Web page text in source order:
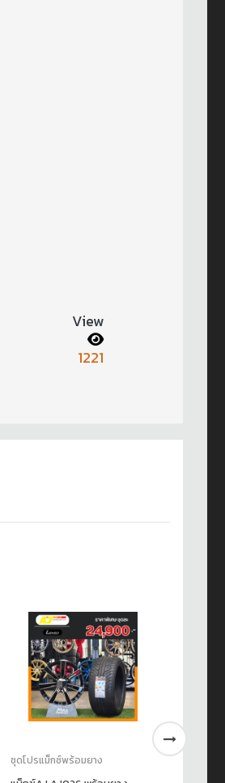
View
1221
ชุดโปรแม็กซ์พร้อมยาง